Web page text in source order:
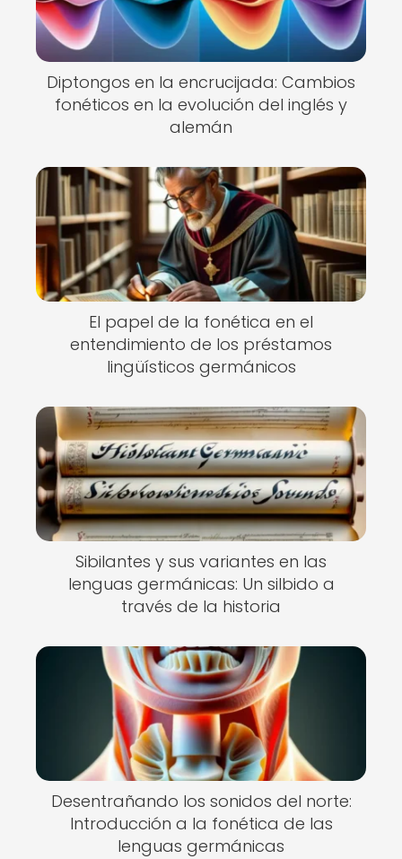
Diptongos en la encrucijada: Cambios
fonéticos en la evolución del inglés y
alemán
El papel de la fonética en el
entendimiento de los préstamos
lingüísticos germánicos
Sibilantes y sus variantes en las
lenguas germánicas: Un silbido a
través de la historia
Desentrañando los sonidos del norte:
Introducción a la fonética de las
lenguas germánicas